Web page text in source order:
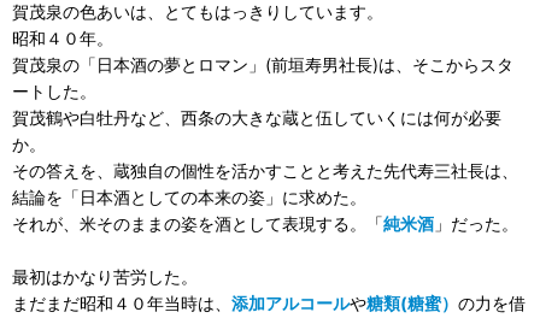
賀茂泉の色あいは、とてもはっきりしています。
昭和４０年。
賀茂泉の「日本酒の夢とロマン」(前垣寿男社長)は、そこからスタ
ートした。
賀茂鶴や白牡丹など、西条の大きな蔵と伍していくには何が必要
か。
その答えを、蔵独自の個性を活かすことと考えた先代寿三社長は、
結論を「日本酒としての本来の姿」に求めた。
それが、米そのままの姿を酒として表現する。「純米酒 」だった。
最初はかなり苦労した。
まだまだ昭和４０年当時は、 添加アルコールや糖類(糖蜜） の力を借